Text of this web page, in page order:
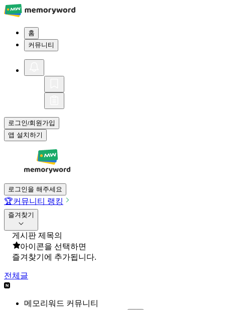
홈
커뮤니티
로그인/회원가입
앱 설치하기
로그인을 해주세요
🏆커뮤니티 랭킹
즐겨찾기
게시판 제목의
아이콘을 선택하면
즐겨찾기에 추가됩니다.
전체글
메모리워드 커뮤니티